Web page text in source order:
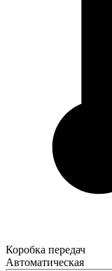
Коробка передач
Автоматическая